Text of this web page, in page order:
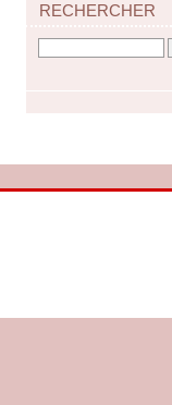
RECHERCHER